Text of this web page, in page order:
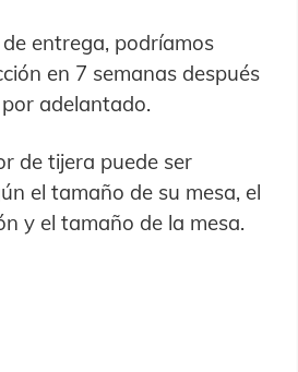
entrega, podríamos
en 7 semanas después
adelantado.
de tijera puede ser
el tamaño de su mesa, el
y el tamaño de la mesa.